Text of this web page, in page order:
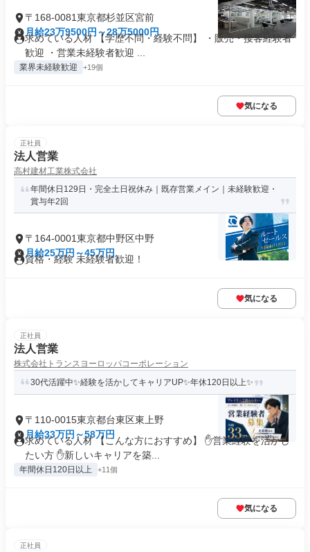
〒168-0081東京都杉並区宮前
月給23万9500円～28万5000円
求めている人材 【学歴不問・経験不問】 ・販売・接客経験者
歓迎 ・営業未経験者歓迎 ...
業界未経験歓迎 +19個
気になる
正社員
法人営業
高村建材工業株式会社
年間休日129日・完全土日祝休み｜既存営業メイン｜未経験歓迎・
賞与年2回
〒164-0001東京都中野区中野
月給25万円～45万円
資格・経験 未経験者歓迎！
気になる
正社員
法人営業
株式会社トランスヨーロッパコーポレーション
30代活躍中✨経験を活かしてキャリアUP✨年休120日以上✨
〒110-0015東京都台東区東上野
月給33万円～58万円
求めている人材 【こんな方におすすめ】 ✋営業経験を活かし
たい方 ✋新しいキャリアを築...
年間休日120日以上 +11個
気になる
正社員